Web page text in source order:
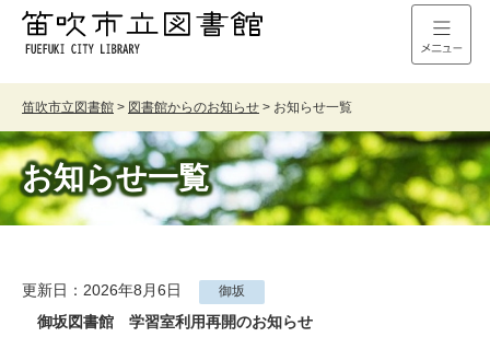
笛吹市立図書館 > 図書館からのお知らせ > お知らせ一覧
お知らせ一覧
更新日：2026年8月6日 御坂
御坂図書館 学習室利用再開のお知らせ